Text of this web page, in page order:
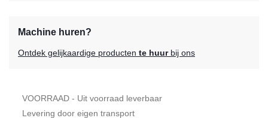
Machine huren?
Ontdek gelijkaardige producten te huurbij ons
VOORRAAD - Uit voorraad leverbaar
Levering door eigen transport